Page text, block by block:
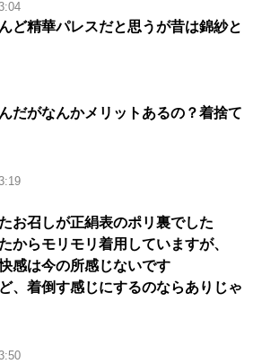
ど精華パレスだと思うが昔は錦紗と
だがなんかメリットあるの？着捨て
お召しが正絹表のポリ裏でした
からモリモリ着用していますが、
感は今の所感じないです
、着倒す感じにするのならありじゃ